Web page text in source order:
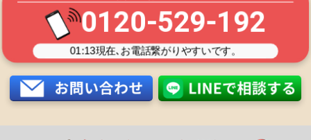
0120-529-192
01:13現在､お電話繋がりやすいです。